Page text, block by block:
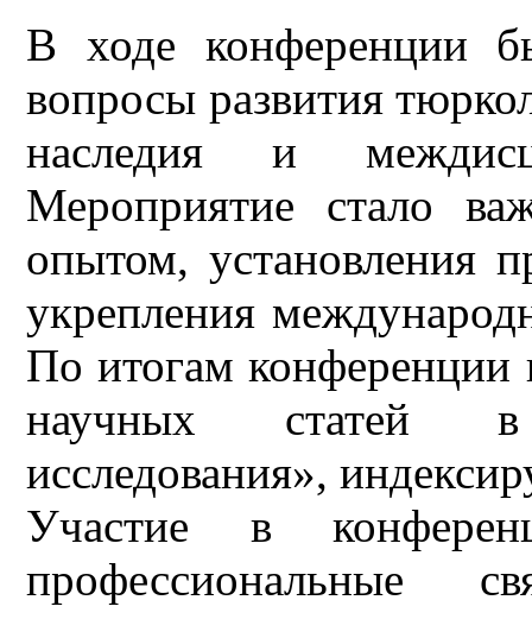
В ходе конференции
вопросы развития
наследия и
Мероприятие стало
опытом, установления
укрепления
По итогам конференции
научных статей в
исследования»,
Участие в
профессиональные